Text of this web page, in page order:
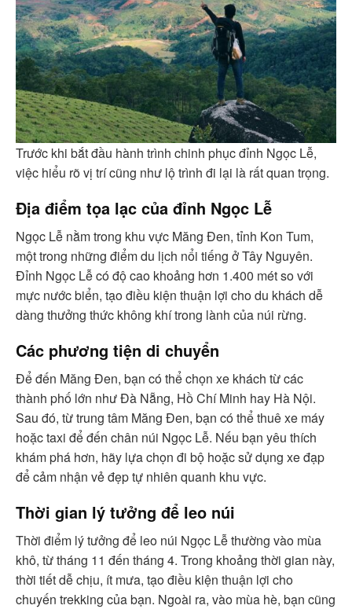
Trước khi bắt đầu hành trình chinh phục đỉnh Ngọc Lễ,
việc hiểu rõ vị trí cũng như lộ trình đi lại là rất quan trọng.
Địa điểm tọa lạc của đỉnh Ngọc Lễ
Ngọc Lễ nằm trong khu vực Măng Đen, tỉnh Kon Tum,
một trong những điểm du lịch nổi tiếng ở Tây Nguyên.
Đỉnh Ngọc Lễ có độ cao khoảng hơn 1.400 mét so với
mực nước biển, tạo điều kiện thuận lợi cho du khách dễ
dàng thưởng thức không khí trong lành của núi rừng.
Các phương tiện di chuyển
Để đến Măng Đen, bạn có thể chọn xe khách từ các
thành phố lớn như Đà Nẵng, Hồ Chí Minh hay Hà Nội.
Sau đó, từ trung tâm Măng Đen, bạn có thể thuê xe máy
hoặc taxi để đến chân núi Ngọc Lễ. Nếu bạn yêu thích
khám phá hơn, hãy lựa chọn đi bộ hoặc sử dụng xe đạp
để cảm nhận vẻ đẹp tự nhiên quanh khu vực.
Thời gian lý tưởng để leo núi
Thời điểm lý tưởng để leo núi Ngọc Lễ thường vào mùa
khô, từ tháng 11 đến tháng 4. Trong khoảng thời gian này,
thời tiết dễ chịu, ít mưa, tạo điều kiện thuận lợi cho
chuyến trekking của bạn. Ngoài ra, vào mùa hè, bạn cũng